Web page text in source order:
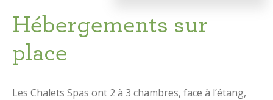
Hébergements sur
place
Les Chalets Spas ont 2 à 3 chambres, face à l’étang,